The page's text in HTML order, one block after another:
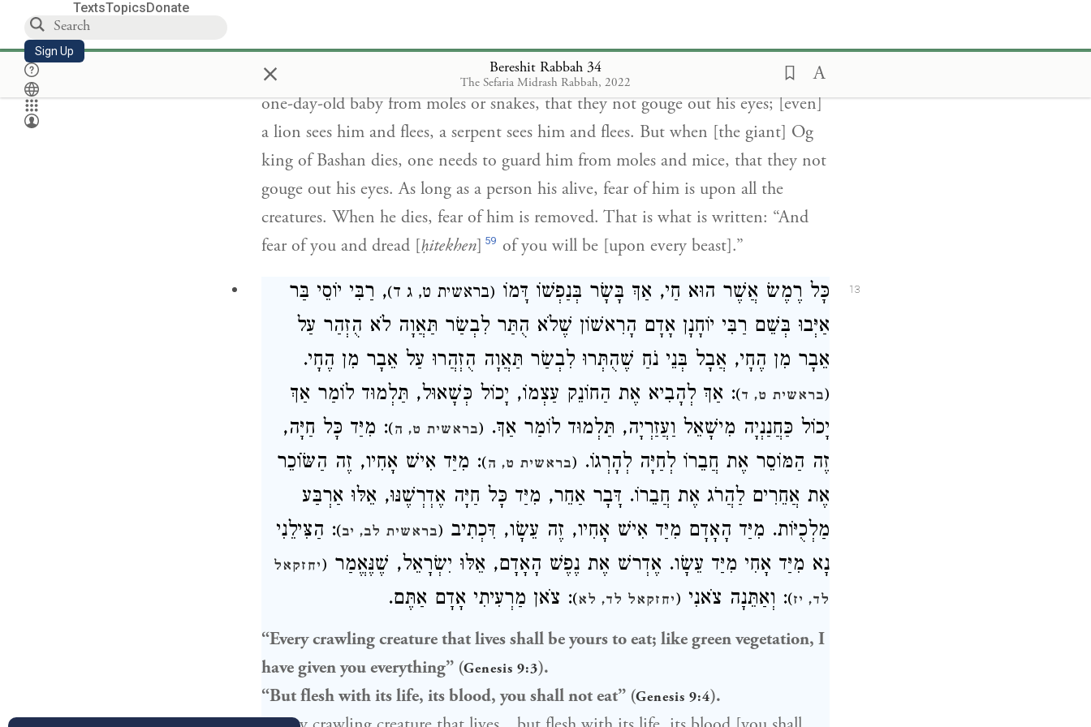
TextsTopicsDonate
Sign Up × Bereshit Rabbah 34
The Sefaria Midrash Rabbah, 2022
desecrate Shabbat on his behalf, but if he is dead, one may not desecrate Shabbat
on his behalf. Likewise, Rabbi Shimon ben Elazar says: One need not guard a
one-day-old baby from moles or snakes, that they not gouge out his eyes; [even]
a lion sees him and flees, a serpent sees him and flees. But when [the giant] Og
king of Bashan dies, one needs to guard him from moles and mice, that they not
gouge out his eyes. As long as a person his alive, fear of him is upon all the
creatures. When he dies, fear of him is removed. That is what is written: “And
fear of you and dread [ḥitekhen] 59 of you will be [upon every beast].”
13 כָּל רֶמֶשׂ אֲשֶׁר הוּא חַי, אַךְ בָּשָׂר בְּנַפְשׁוֹ דָּמוֹ (בראשית ט, ג ד), רַבִּי יוֹסֵי בַּר
אַיְּבוּ בְּשֵׁם רַבִּי יוֹחָנָן אָדָם הָרִאשׁוֹן שֶׁלֹא הֻתַּר לִבְשַׂר תַּאֲוָה לֹא הֻזְהַר עַל
אֵבָר מִן הֶחָי, אֲבָל בְּנֵי נֹחַ שֶׁהֻתְּרוּ לִבְשַׂר תַּאֲוָה הֻזְהֲרוּ עַל אֵבָר מִן הֶחָי.
(בראשית ט, ד): אַךְ לְהָבִיא אֶת הַחוֹנֵק עַצְמוֹ, יָכוֹל כְּשָׁאוּל, תַּלְמוּד לוֹמַר אַךְ
יָכוֹל כַּחֲנַנְיָה מִישָׁאֵל וַעֲזַרְיָה, תַּלְמוּד לוֹמַר אַךְ. (בראשית ט, ה): מִיַּד כָּל חַיָּה,
זֶה הַמּוֹסֵר אֶת חֲבֵרוֹ לְחַיָּה לְהָרְגוֹ. (בראשית ט, ה): מִיַּד אִישׁ אָחִיו, זֶה הַשֹּׂוֹכֵר
אֶת אֲחֵרִים לַהֲרֹג אֶת חֲבֵרוֹ. דָּבָר אַחֵר, מִיַּד כָּל חַיָּה אֶדְרְשֶׁנּוּ, אֵלּוּ אַרְבַּע
מַלְכֻיּוֹת. מִיַּד הָאָדָם מִיַּד אִישׁ אָחִיו, זֶה עֵשָׂו, דִּכְתִיב (בראשית לב, יב): הַצִּילֵנִי
נָא מִיַּד אָחִי מִיַּד עֵשָׂו. אֶדְרשׁ אֶת נֶפֶשׁ הָאָדָם, אֵלּוּ יִשְׂרָאֵל, שֶׁנֶּאֱמַר (יחזקאל
לד, יז): וְאַתֵּנָה צֹאנִי (יחזקאל לד, לא): צֹאן מַרְעִיתִי אָדָם אַתֶּם.
“Every crawling creature that lives shall be yours to eat; like green vegetation, I
have given you everything” (Genesis 9:3).
“But flesh with its life, its blood, you shall not eat” (Genesis 9:4).